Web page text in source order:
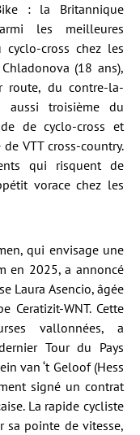
: la Britannique
les meilleures
cross chez les
(18 ans),
route, du contre-la-
aussi troisième du
de cyclo-cross et
VTT cross-country.
qui risquent de
vorace chez les
qui envisage une
en 2025, a annoncé
Laura Asencio, âgée
Ceratizit-WNT. Cette
vallonnées, a
Tour du Pays
van ‘t Geloof (Hess
signé un contrat
La rapide cycliste
sa pointe de vitesse,